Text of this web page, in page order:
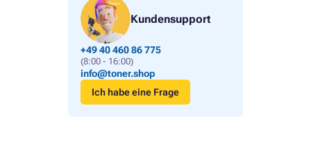
Kundensupport
+49 40 460 86 775
(8:00 - 16:00)
info@toner.shop
Ich habe eine Frage